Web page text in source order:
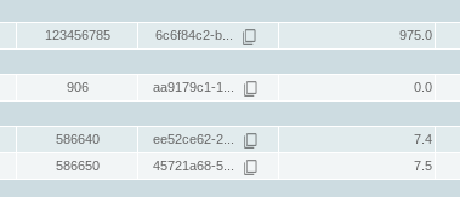
123456785 6c6f84c2-b... 975.0
906 aa9179c1-1... 0.0
586640 ee52ce62-2... 7.4
586650 45721a68-5... 7.5